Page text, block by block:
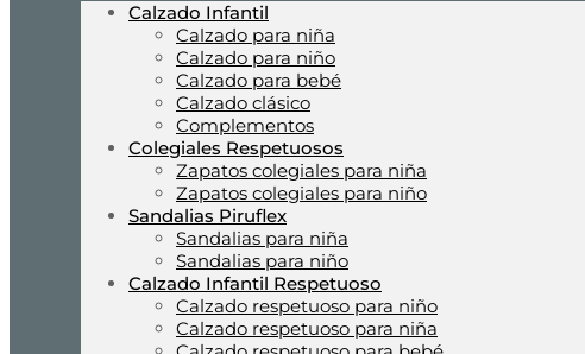
Calzado Infantil
Calzado para niña
Calzado para niño
Calzado para bebé
Calzado clásico
Complementos
Colegiales Respetuosos
Zapatos colegiales para niña
Zapatos colegiales para niño
Sandalias Piruflex
Sandalias para niña
Sandalias para niño
Calzado Infantil Respetuoso
Calzado respetuoso para niño
Calzado respetuoso para niña